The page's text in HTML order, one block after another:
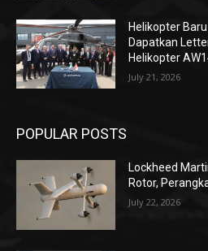
Helikopter
Dapatkan
Helikopter
July 21, 2026
POPULAR POSTS
Lockheed
Rotor,
July 22, 2026